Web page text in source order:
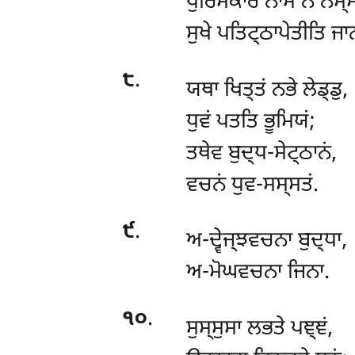
ਸੁਖੇ ਪਤਿਟ੍ਠਾਪੇਤੀਤਿ
੮. ਯਥਾਖਿਤ੍ਤਂ ਨਭੇ ਲੇਡ੍ਡੁ,
ਧੁਵਂ ਪਤਤਿ ਭੂਮਿਯਂ;
ਤਥੇਵ ਬੁਦ੍ਧ-ਸੇਟ੍ਠਾਨਂ,
ਵਚਨਂ ਧੁਵ-ਸਸ੍ਸਤਂ.
੯. ਅ-ਦ੍ਵੇਜ੍ਝਵਚਨਾਬੁਦ੍ਧਾ,
ਅ-ਮੋਘਵਚਨਾ ਜਿਨਾ.
੧੦. ਸੁਸ੍ਸੁਸਾਲਭਤੇ ਪਞ੍ਞਂ,